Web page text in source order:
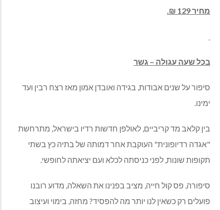
מחיר 129 ₪.
בכל שעה עגולה – גשר
סיפור על שנים אבודות, בגידה ואובדן אמון מאז רצח רבין ועד
ימינו.
בין קלאב מד קריביים, לאולפן חדשות רדיו בישראל, מתרחשת
"אגדה רדיופונית" העוקבת אחר דמותה של בתיה כץ בשתי
תקופות שונות, לפני כניסתה לכלא ועם יציאתה לחופשי.
סיפורה, פס קול חייה, מציב בפנינו את השאלה, מדוע רובנו
פועלים רק כשאין לנו יותר מה להפסיד? מחזה, בימוי ועיצוב